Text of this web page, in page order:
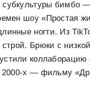
бимбо
шоу «Простая
ногти. Из
Брюки с
х — фильму